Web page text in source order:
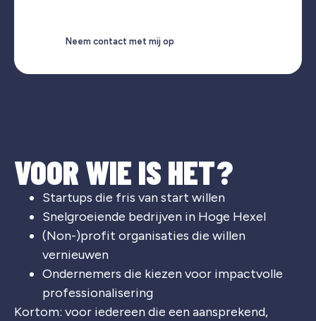
Neem contact met mij op
VOOR WIE IS HET?
Startups die fris van start willen
Snelgroeiende bedrijven in Hoge Hexel
(Non-)profit organisaties die willen
vernieuwen
Ondernemers die kiezen voor impactvolle
professionalisering
Kortom: voor iedereen die een aansprekend,